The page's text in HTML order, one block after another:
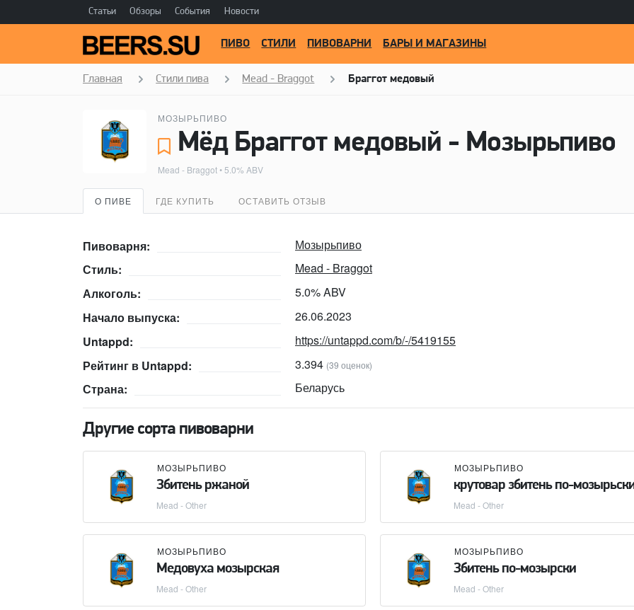
Статьи Обзоры События Новости
ПИВО СТИЛИ ПИВОВАРНИ БАРЫ И МАГАЗИНЫ
Главная Стили пива Mead - Braggot Браггот медовый
МОЗЫРЬПИВО
Мёд Браггот медовый - Мозырьпиво
Mead - Braggot• 5.0% ABV
О ПИВЕ ГДЕ КУПИТЬ ОСТАВИТЬ ОТЗЫВ
Пивоварня:
Мозырьпиво
Стиль:
Mead - Braggot
Алкоголь:
5.0% ABV
Начало выпуска:
26.06.2023
Untappd:
https://untappd.com/b/-/5419155
Рейтинг в Untappd:
3.394 (39 оценок)
Страна: Беларусь
Другие сорта пивоварни
МОЗЫРЬПИВО
Збитень ржаной
Mead - Other
МОЗЫРЬПИВО
крутовар збитень по-
Mead - Other
МОЗЫРЬПИВО
Медовуха мозырская
Mead - Other
МОЗЫРЬПИВО
Збитень по-мозырски
Mead - Other